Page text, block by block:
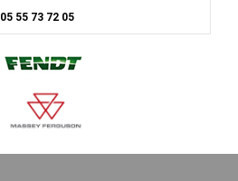
05 55 73 72 05